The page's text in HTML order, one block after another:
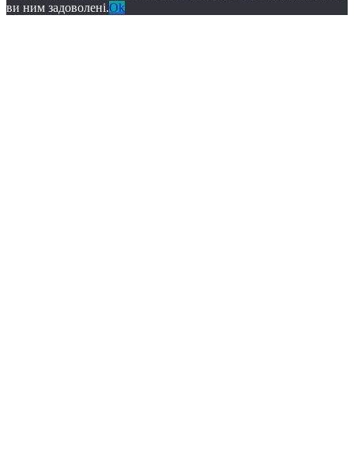
ви ним задоволені.Ok